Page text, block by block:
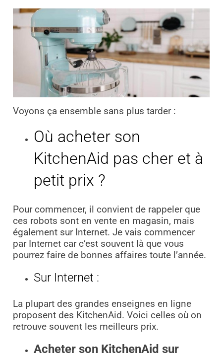
Voyons ça ensemble sans plus tarder :
Où acheter son
KitchenAid pas cher et à
petit prix ?
Pour commencer, il convient de rappeler que
ces robots sont en vente en magasin, mais
également sur Internet. Je vais commencer
par Internet car c’est souvent là que vous
pourrez faire de bonnes affaires toute l’année.
Sur Internet :
La plupart des grandes enseignes en ligne
proposent des KitchenAid. Voici celles où on
retrouve souvent les meilleurs prix.
Acheter son KitchenAid sur